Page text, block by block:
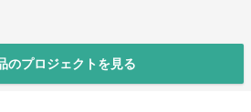
のプロジェクトを見る